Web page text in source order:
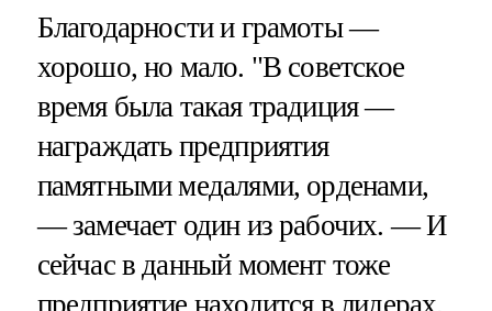
Благодарности и грамоты —
хорошо, но мало. "В советское
время была такая традиция —
награждать предприятия
памятными медалями, орденами,
— замечает один из рабочих. — И
сейчас в данный момент тоже